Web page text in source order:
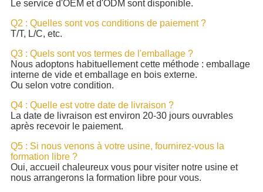
Le service d'OEM et d'ODM sont disponible.
Q2 : Quelles sont vos conditions de paiement ?
T/T, L/C, etc.
Q3 : Quels sont vos termes de l'emballage ?
Nous adoptons habituellement cette méthode : emballage
interne de vide et emballage en bois externe.
Ou selon votre condition.
Q4 : Quelle est votre date de livraison ?
La date de livraison est environ 20-30 jours ouvrables
après recevoir le paiement.
Q5 : Si nous venons à votre usine, fournirez-vous la
formation libre ?
Oui, accueil chaleureux vous pour visiter notre usine et
nous arrangerons la formation libre pour vous.